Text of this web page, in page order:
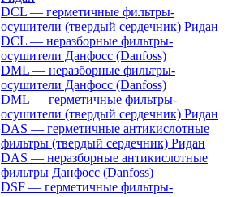
DCL — герметичные фильтры-
осушители (твердый сердечник) Ридан
DCL — неразборные фильтры-
осушители Данфосс (Danfoss)
DML — неразборные фильтры-
осушители Данфосс (Danfoss)
DML — герметичные фильтры-
осушители (твердый сердечник) Ридан
DAS — герметичные антикислотные
фильтры (твердый сердечник) Ридан
DAS — неразборные антикислотные
фильтры Данфосс (Danfoss)
DSF — герметичные фильтры-